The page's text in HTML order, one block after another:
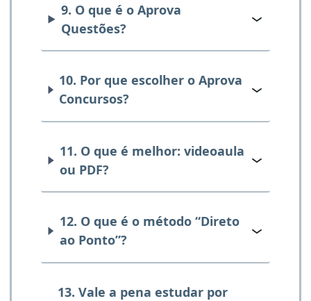
9. O que é o Aprova
Questões?
10. Por que escolher o Aprova
Concursos?
11. O que é melhor: videoaula
ou PDF?
12. O que é o método “Direto
ao Ponto”?
13. Vale a pena estudar por